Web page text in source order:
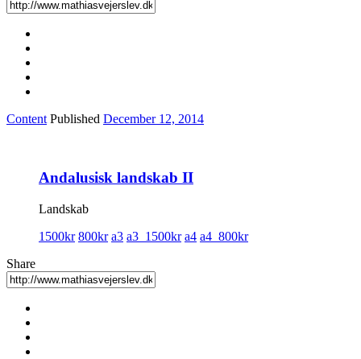
Content Published December 12, 2014
Andalusisk landskab II
Landskab
1500kr 800kr a3 a3_1500kr a4 a4_800kr
Share